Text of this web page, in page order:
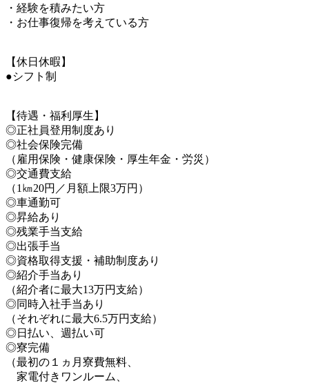
・経験を積みたい方
・お仕事復帰を考えている方
【休日休暇】
●シフト制
【待遇・福利厚生】
◎正社員登用制度あり
◎社会保険完備
（雇用保険・健康保険・厚生年金・労災）
◎交通費支給
（1㎞20円／月額上限3万円）
◎車通勤可
◎昇給あり
◎残業手当支給
◎出張手当
◎資格取得支援・補助制度あり
◎紹介手当あり
（紹介者に最大13万円支給）
◎同時入社手当あり
（それぞれに最大6.5万円支給）
◎日払い、週払い可
◎寮完備
（最初の１ヵ月寮費無料、
家電付きワンルーム、